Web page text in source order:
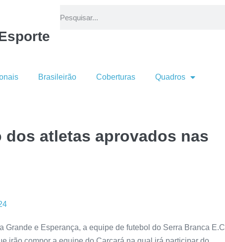
Brasileirão Coberturas Quadros
atletas aprovados nas
e Esperança, a equipe de futebol do Serra Branca E.C